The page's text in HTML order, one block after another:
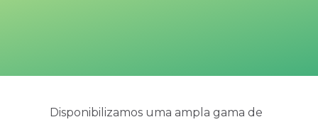
Disponibilizamos uma ampla gama de